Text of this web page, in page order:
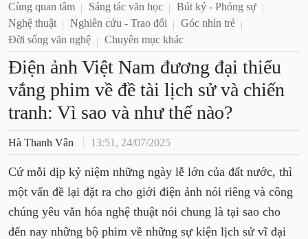
Cùng quan tâm Sáng tác văn học
Bút ký - Phóng sự
Nghệ thuật
Nghiên cứu - Trao đổi
Góc nhìn trẻ
Đời sống văn nghệ
Chuyên mục khác
Điện ảnh Việt Nam đương đại thiếu
vắng phim về đề tài lịch sử và chiến
tranh: Vì sao và như thế nào?
Hà Thanh Vân 13:51, 24/07/2025
Cứ mỗi dịp kỷ niệm những ngày lễ lớn của đất nước, thì
một vấn đề lại đặt ra cho giới điện ảnh nói riêng và công
chúng yêu văn hóa nghệ thuật nói chung là tại sao cho
đến nay những bộ phim về những sự kiện lịch sử vĩ đại